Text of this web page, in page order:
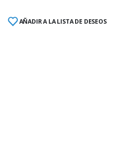
AÑADIR A LA LISTA DE DESEOS